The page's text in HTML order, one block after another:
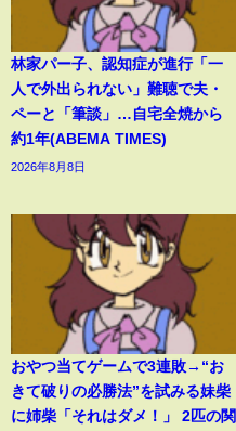
林家パー子、認知症が進行「一
人で外出られない」難聴で夫・
ペーと「筆談」…自宅全焼から
約1年(ABEMA TIMES)
2026年8月8日
おやつ当てゲームで3連敗→“お
きて破りの必勝法”を試みる妹柴
に姉柴「それはダメ！」 2匹の関